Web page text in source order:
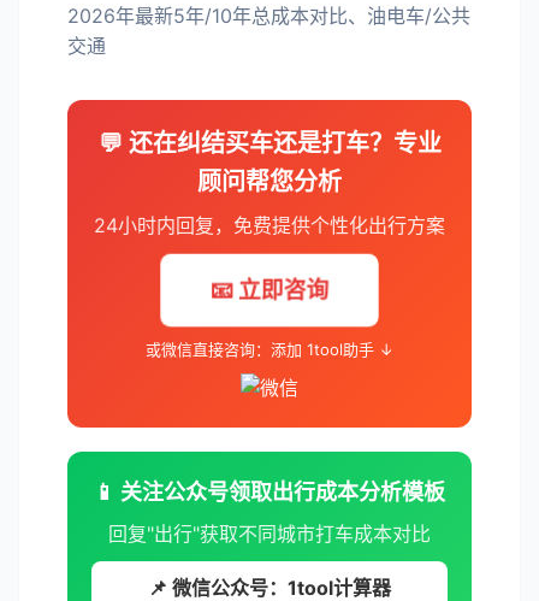
2026年最新5年/10年总成本对比、油电车/公共
交通
💬 还在纠结买车还是打车？专业
顾问帮您分析
24小时内回复，免费提供个性化出行方案
📧 立即咨询
或微信直接咨询：添加 1tool助手 ↓
📱 关注公众号领取出行成本分析模板
回复"出行"获取不同城市打车成本对比
📌 微信公众号：1tool计算器